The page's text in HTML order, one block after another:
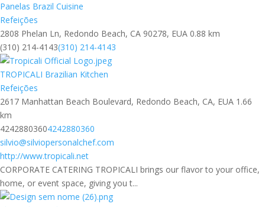
Panelas Brazil Cuisine
Refeições
2808 Phelan Ln, Redondo Beach, CA 90278, EUA 0.88 km
(310) 214-4143(310) 214-4143
TROPICALI Brazilian Kitchen
Refeições
2617 Manhattan Beach Boulevard, Redondo Beach, CA, EUA 1.66
km
42428803604242880360
silvio@silviopersonalchef.com
http://www.tropicali.net
CORPORATE CATERING TROPICALI brings our flavor to your office,
home, or event space, giving you t...